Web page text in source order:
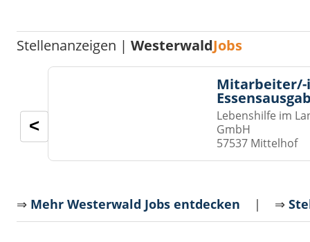
Stellenanzeigen |WesterwaldJobs
Lebenshilfe im
GmbH
57537 Mittelhof
<
⇒ Mehr Westerwald Jobs entdecken | ⇒